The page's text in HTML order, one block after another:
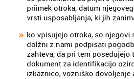
priimek otroka, datum
vrsti usposabljanja, ki jih
ko vpisujejo otroka, so njegovi
dolžni z nami podpisati
zahteva, da pri tem posedujejo
dokument za identifikacijo
izkaznico, vozniško dovoljenje